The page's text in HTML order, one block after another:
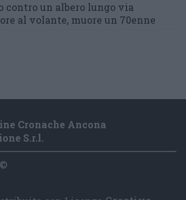
contro un albero lungo via
al volante, muore un 70enne
Cronache Ancona
S.r.l.